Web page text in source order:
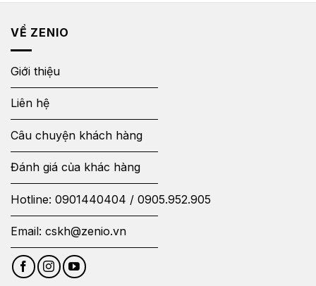
VỀ ZENIO
Giới thiệu
Liên hệ
Câu chuyện khách hàng
Đánh giá của khác hàng
Hotline: 0901440404 / 0905.952.905
Email: cskh@zenio.vn